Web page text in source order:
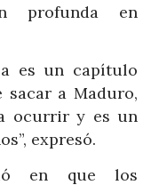
profunda en
es un capítulo
a Maduro,
ocurrir y es un
expresó.
en que los